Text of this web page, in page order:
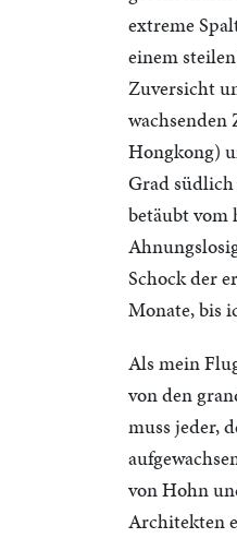
extreme
einem
Zuversicht
Hongkong)
Grad
betäubt vom
Schock der
Monate, bis
Als mein
von den
muss jeder,
von Hohn
Architekten